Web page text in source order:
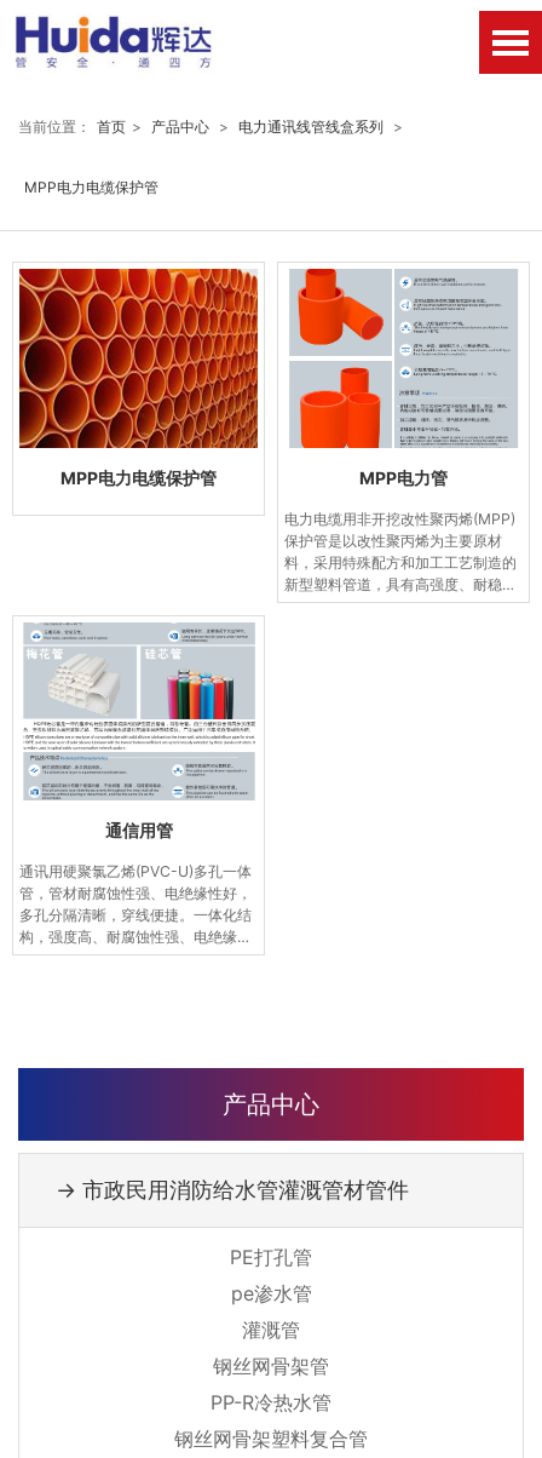
当前位置： 首页 > 产品中心 > 电力通讯线管线盒系列 >
MPP电力电缆保护管
MPP电力电缆保护管 MPP电力管
电力电缆用非开挖改性聚丙烯(MPP)
保护管是以改性聚丙烯为主要原材
料，采用特殊配方和加工工艺制造的
新型塑料管道，具有高强度、耐稳性
能好、穿放电缆容易、施工简便、节
通信用管
通讯用硬聚氯乙烯(PVC-U)多孔一体
管，管材耐腐蚀性强、电绝缘性好，
多孔分隔清晰，穿线便捷。一体化结
构，强度高、耐腐蚀性强、电绝缘性
好，多孔分隔清晰，穿线便捷。
产品中心
→ 市政民用消防给水管灌溉管材管件
PE打孔管
pe渗水管
灌溉管
钢丝网骨架管
PP-R冷热水管
钢丝网骨架塑料复合管